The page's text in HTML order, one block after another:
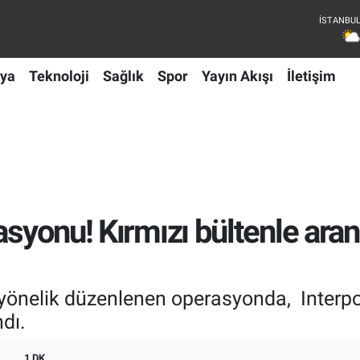
Teknoloji Sağlık Spor Yayın Akışı İletişim
Kırmızı bültenle
düzenlenen operasyonda,